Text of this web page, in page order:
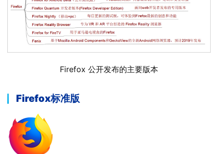
Firefox 公开发布的主要版本
Firefox标准版